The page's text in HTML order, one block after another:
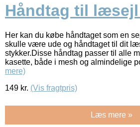
Håndtag til
Her kan du købe håndtaget som en
skulle være ude og håndtaget til dit
stykker.Disse håndtag passer til alle
kasette, både i mesh og almindelige
mere)
149 kr. (Vis fragtpris)
Læs mere »